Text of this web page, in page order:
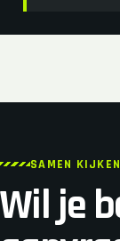
SAMEN
Wil je